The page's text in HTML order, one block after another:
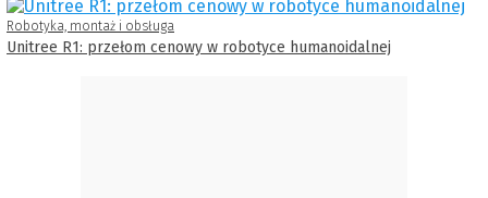
Robotyka, montaż i obsługa
Unitree R1: przełom cenowy w robotyce humanoidalnej